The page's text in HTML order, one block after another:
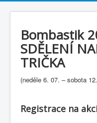
Bombastik
SDĚLENÍ
TRIČKA
(neděle 6. 07. – sobota
Registrace na